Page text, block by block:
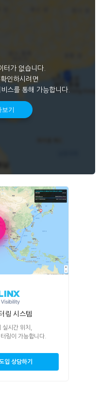
터가 없습니다.
인하시려면
스를 통해 가능합니다.
기
링 시스템
시간 위치,
링이 가능합니다.
입 상담하기